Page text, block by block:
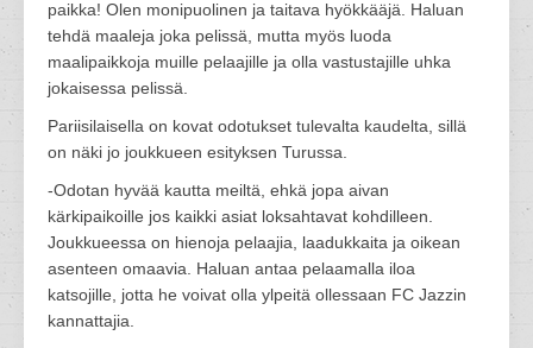
paikka! Olen monipuolinen ja taitava hyökkääjä. Haluan
tehdä maaleja joka pelissä, mutta myös luoda
maalipaikkoja muille pelaajille ja olla vastustajille uhka
jokaisessa pelissä.
Pariisilaisella on kovat odotukset tulevalta kaudelta, sillä
on näki jo joukkueen esityksen Turussa.
-Odotan hyvää kautta meiltä, ehkä jopa aivan
kärkipaikoille jos kaikki asiat loksahtavat kohdilleen.
Joukkueessa on hienoja pelaajia, laadukkaita ja oikean
asenteen omaavia. Haluan antaa pelaamalla iloa
katsojille, jotta he voivat olla ylpeitä ollessaan FC Jazzin
kannattajia.